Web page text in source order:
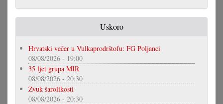
Uskoro
Hrvatski večer u Vulkaprodrštofu: FG Poljanci
08/08/2026 - 19:00
35 ljet grupa MIR
08/08/2026 - 20:30
Zvuk šarolikosti
08/08/2026 - 20:30